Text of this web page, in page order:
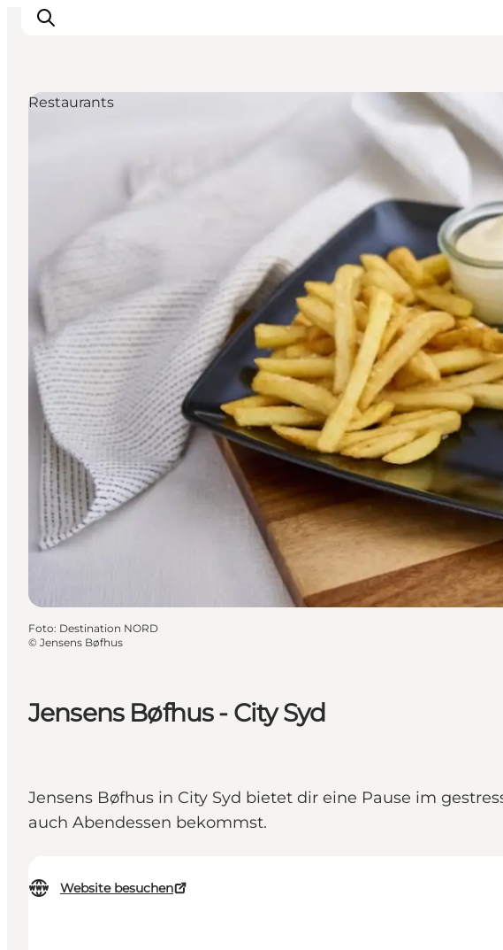
Destinationen
Veranstaltungen
Für Kinder
Jensens Bøfhus - City Syd
Jensens Bøfhus in City Syd bietet dir eine Pause im
auch Abendessen bekommst.
Website besuchen
Restaurants
Foto: Destination NORD
© Jensens Bøfhus